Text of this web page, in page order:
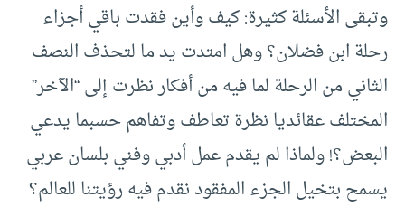
وتبقى الأسئلة كثيرة: كيف وأين فقدت باقي أجزاء
رحلة ابن فضلان؟ وهل امتدت يد ما لتحذف النصف
الثاني من الرحلة لما فيه من أفكار نظرت إلى “الآخر”
المختلف عقائديا نظرة تعاطف وتفاهم حسبما يدعي
البعض؟! ولماذا لم يقدم عمل أدبي وفني بلسان عربي
يسمح بتخيل الجزء المفقود نقدم فيه رؤيتنا للعالم؟